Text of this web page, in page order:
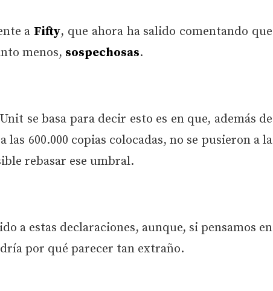
a Fifty, que ahora ha salido comentando que
menos, sospechosas.
se basa para decir esto es en que, además de
600.000 copias colocadas, no se pusieron a la
rebasar ese umbral.
a estas declaraciones, aunque, si pensamos en
por qué parecer tan extraño.